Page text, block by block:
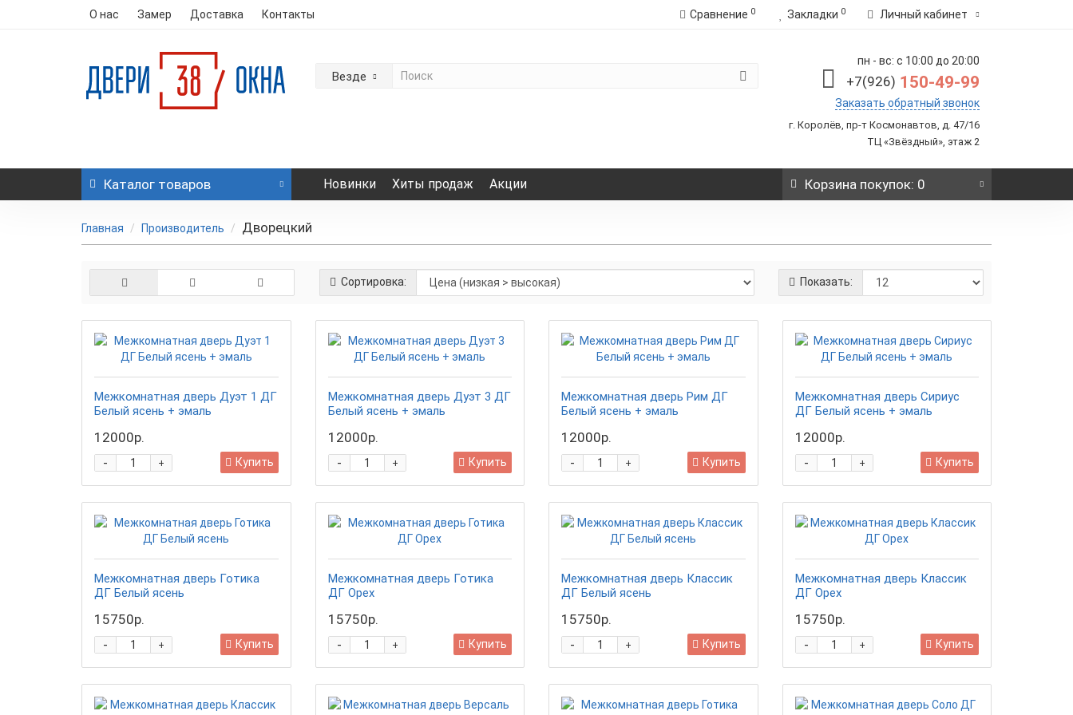
О нас Замер Доставка Контакты Сравнение 0 Закладки 0 Личный кабинет
Везде
пн - вс: с 10:00 до 20:00
+7(926) 150-49-99
Заказать обратный звонок
г. Королёв, пр-т Космонавтов, д. 47/16
ТЦ «Звёздный», этаж 2
Каталог товаров Новинки Хиты продаж Акции Корзинапокупок: 0
Главная Производитель Дворецкий
Сортировка: Показать:
Межкомнатная дверь Дуэт 1 ДГ
Белый ясень + эмаль
12000р.
+
- Купить
Межкомнатная дверь Дуэт 3 ДГ
Белый ясень + эмаль
12000р.
+
- Купить
Межкомнатная дверь Рим ДГ
Белый ясень + эмаль
12000р.
+
- Купить
Межкомнатная дверь Сириус
ДГ Белый ясень + эмаль
12000р.
+
- Купить
Межкомнатная дверь Готика
ДГ Белый ясень
15750р.
+
- Купить
Межкомнатная дверь Готика
ДГ Орех
15750р.
+
- Купить
Межкомнатная дверь Классик
ДГ Белый ясень
15750р.
+
- Купить
Межкомнатная дверь Классик
ДГ Орех
15750р.
+
- Купить